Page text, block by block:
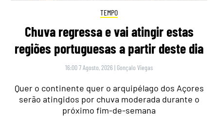
TEMPO
Chuva regressa e vai atingir estas
regiões portuguesas a partir deste dia
16:00 7 Agosto, 2026 | Gonçalo Viegas
Quer o continente quer o arquipélago dos Açores
serão atingidos por chuva moderada durante o
próximo fim-de-semana